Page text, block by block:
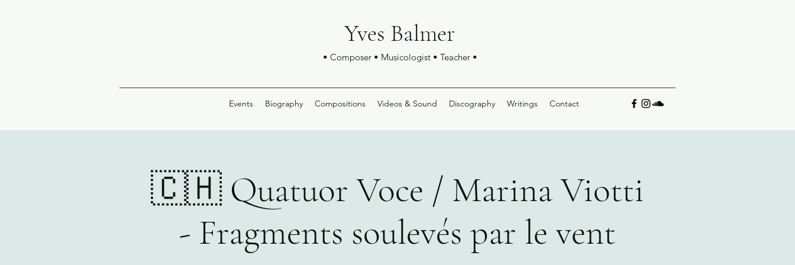
Yves Balmer
• Composer • Musicologist • Teacher •
Events Biography Compositions Videos & Sound Discography Writings Contact
🇨🇭 Quatuor Voce / Marina Viotti
- Fragments soulevés par le vent